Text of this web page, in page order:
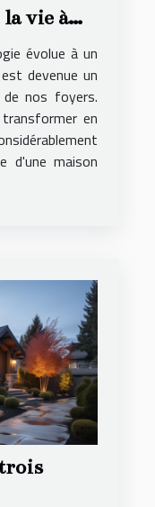
vie à
évolue à un
devenue un
nos foyers.
en
d'une maison